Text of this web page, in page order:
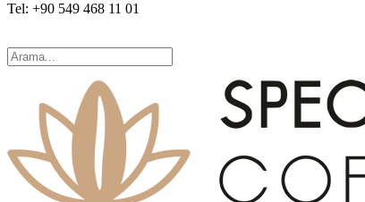
Tel: +90 549 468 11 01